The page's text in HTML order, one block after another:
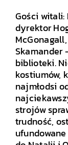
Gości witali:
dyrektor
Skamander
biblioteki.
kostiumów,
najmłodsi
strojów
trudność,